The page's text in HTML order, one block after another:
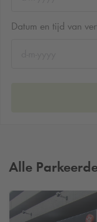
Datum en tijd van
Alle